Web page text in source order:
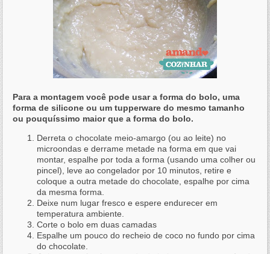
Para a montagem você pode usar a forma do bolo, uma
forma de silicone ou um tupperware do mesmo tamanho
ou pouquíssimo maior que a forma do bolo.
Derreta o chocolate meio-amargo (ou ao leite) no
microondas e derrame metade na forma em que vai
montar, espalhe por toda a forma (usando uma colher ou
pincel), leve ao congelador por 10 minutos, retire e
coloque a outra metade do chocolate, espalhe por cima
da mesma forma.
Deixe num lugar fresco e espere endurecer em
temperatura ambiente.
Corte o bolo em duas camadas
Espalhe um pouco do recheio de coco no fundo por cima
do chocolate.